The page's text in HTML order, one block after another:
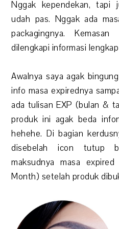
Nggak kependekan, tapi
udah pas. Nggak ada
packagingnya.
dilengkapi informasi
Awalnya saya agak
info masa expirednya
ada tulisan EXP (bulan &
produk ini agak beda
hehehe. Di bagian
disebelah icon tutup
maksudnya masa
Month) setelah produk